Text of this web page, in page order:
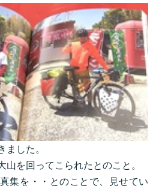
ました。
山を回ってこられたとのこと。
集を・・とのことで、見せてい